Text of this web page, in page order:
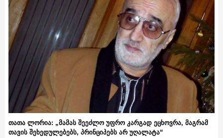
თათა ლორია: „მამას შეეძლო უფრო კარგად ეცხოვრა, მაგრამ
თავის შეხედულებებს, პრინციპებს არ უღალატა“